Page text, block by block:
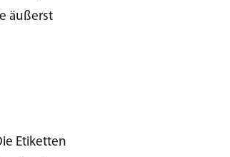
äußerst
Etiketten